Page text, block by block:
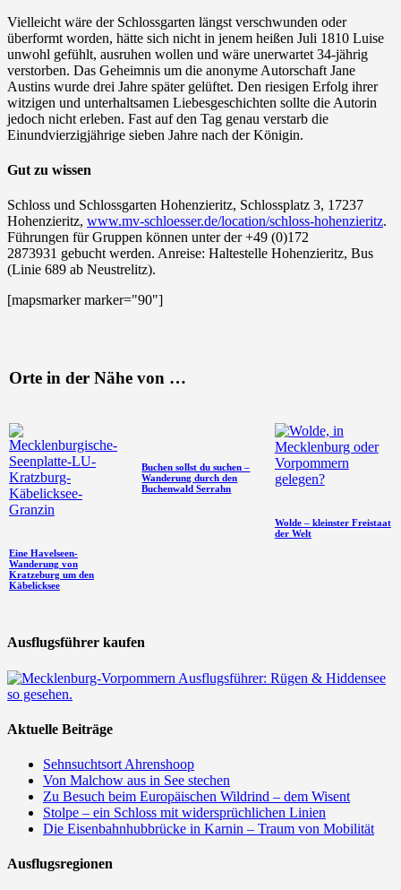
Vielleicht wäre der Schlossgarten längst verschwunden oder
überformt worden, hätte sich nicht in jenem heißen Juli 1810 Luise
unwohl gefühlt, ausruhen wollen und wäre unerwartet 34-jährig
verstorben. Das Geheimnis um die anonyme Autorschaft Jane
Austins wurde drei Jahre später gelüftet. Den riesigen Erfolg ihrer
witzigen und unterhaltsamen Liebesgeschichten sollte die Autorin
jedoch nicht erleben. Fast auf den Tag genau verstarb die
Einundvierzigjährige sieben Jahre nach der Königin.
Gut zu wissen
Schloss und Schlossgarten Hohenzieritz, Schlossplatz 3, 17237
Hohenzieritz, www.mv-schloesser.de/location/schloss-hohenzieritz.
Führungen für Gruppen können unter der +49 (0)172
2873931 gebucht werden. Anreise: Haltestelle Hohenzieritz, Bus
(Linie 689 ab Neustrelitz).
[mapsmarker marker="90"]
Orte in der Nähe von …
Eine Havelseen-
Wanderung von
Kratzeburg um den
Käbelicksee
Buchen sollst du suchen –
Wanderung durch den
Buchenwald Serrahn
Wolde – kleinster Freistaat
der Welt
Ausflugsführer kaufen
Aktuelle Beiträge
Sehnsuchtsort Ahrenshoop
Von Malchow aus in See stechen
Zu Besuch beim Europäischen Wildrind – dem Wisent
Stolpe – ein Schloss mit widersprüchlichen Linien
Die Eisenbahnhubbrücke in Karnin – Traum von Mobilität
Ausflugsregionen